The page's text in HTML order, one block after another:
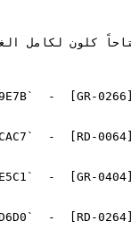
-  [GR-
-  [RD-
-  [GR-
-  [RD-